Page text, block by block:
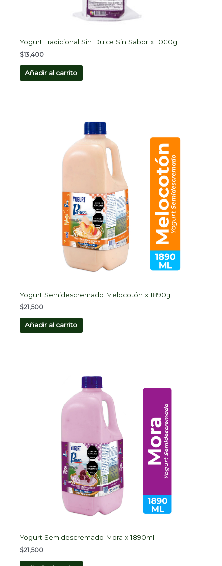
Yogurt Tradicional Sin Dulce Sin Sabor x 1000g
$13,400
Añadir al carrito
Yogurt Semidescremado Melocotón x 1890g
$21,500
Añadir al carrito
Yogurt Semidescremado Mora x 1890ml
$21,500